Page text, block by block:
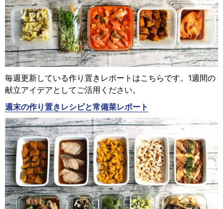
毎週更新している作り置きレポートはこちらです。1週間の
献立アイデアとしてご活用ください。
週末の作り置きレシピと常備菜レポート